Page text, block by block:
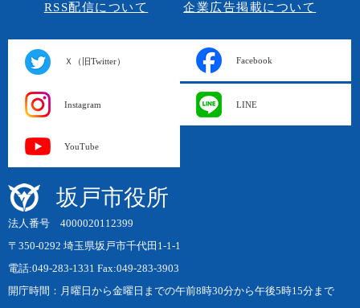
RSS配信について 企業広告掲載について
Ｘ（旧Twitter） Facebook
Instagram LINE
YouTube
坂戸市役所
法人番号 4000020112399
〒350-0292 埼玉県坂戸市千代田1-1-1
電話:049-283-1331 Fax:049-283-3903
開庁時間：月曜日から金曜日までの午前8時30分から午後5時15分まで